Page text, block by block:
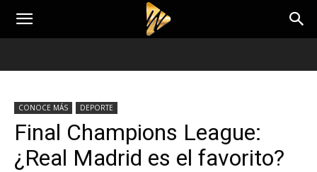
CONOCE MÁS DEPORTE
Final Champions League:
¿Real Madrid es el favorito?